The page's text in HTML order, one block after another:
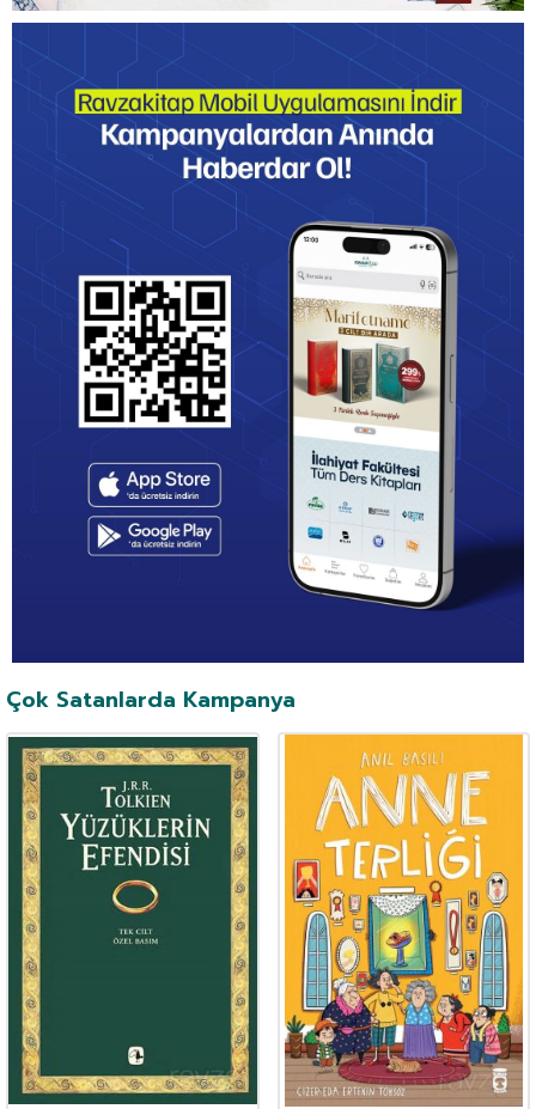
Çok Satanlarda Kampanya